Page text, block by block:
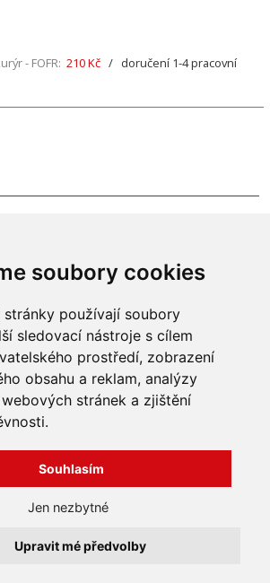
soubory cookies
používají soubory
sledovací nástroje s cílem
prostředí, zobrazení
obsahu a reklam, analýzy
stránek a zjištění
Souhlasím
Jen nezbytné
Upravit mé předvolby
- FOFR: 210 Kč / doručení 1-4 pracovní
Všechna práva vyhrazena